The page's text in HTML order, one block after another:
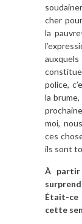
cher
la
police,
la
moi,
ces
ils sont
À partir
Était-ce
cette